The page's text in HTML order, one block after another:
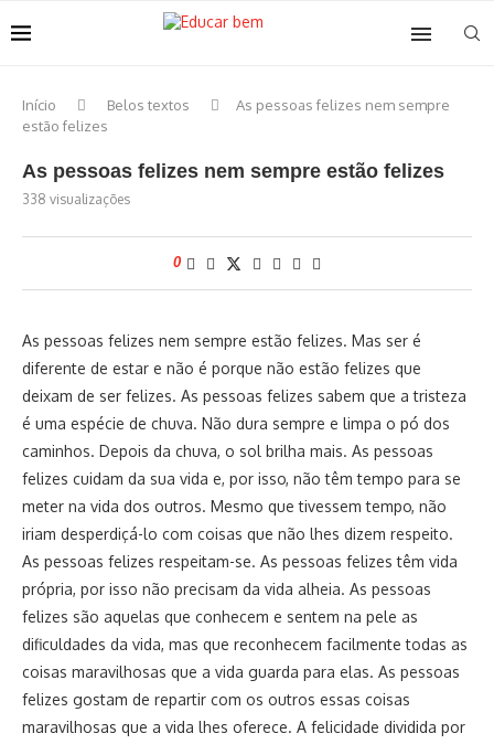
Início Belos textos
As pessoas felizes nem sempre
estão felizes
As pessoas felizes nem sempre estão felizes
338 visualizações
0
As pessoas felizes nem sempre estão felizes. Mas ser é
diferente de estar e não é porque não estão felizes que
deixam de ser felizes. As pessoas felizes sabem que a tristeza
é uma espécie de chuva. Não dura sempre e limpa o pó dos
caminhos. Depois da chuva, o sol brilha mais. As pessoas
felizes cuidam da sua vida e, por isso, não têm tempo para se
meter na vida dos outros. Mesmo que tivessem tempo, não
iriam desperdiçá-lo com coisas que não lhes dizem respeito.
As pessoas felizes respeitam-se. As pessoas felizes têm vida
própria, por isso não precisam da vida alheia. As pessoas
felizes são aquelas que conhecem e sentem na pele as
dificuldades da vida, mas que reconhecem facilmente todas as
coisas maravilhosas que a vida guarda para elas. As pessoas
felizes gostam de repartir com os outros essas coisas
maravilhosas que a vida lhes oferece. A felicidade dividida por